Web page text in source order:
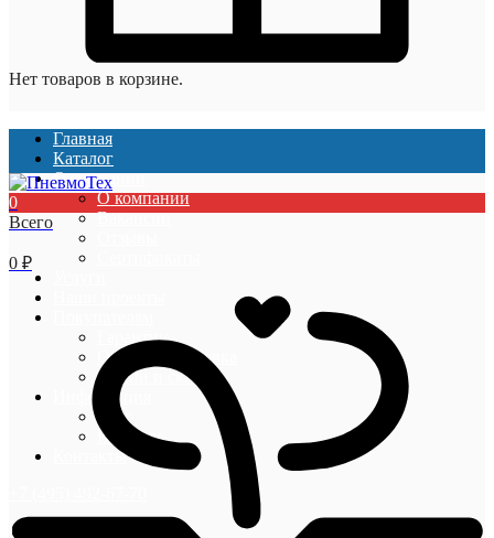
Нет товаров в корзине.
Главная
Каталог
О компании
О компании
Вакансии
Гарантии
Оплата и доставка
Акции и скидки
Информация
Блог
Новости
Контакты
0
Всего
0 ₽